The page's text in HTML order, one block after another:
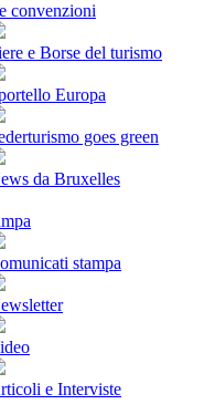
convenzioni
e Borse del turismo
Europa
goes green
da Bruxelles
stampa
e Interviste